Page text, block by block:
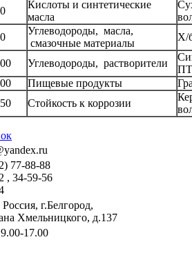
Кислоты и синтетические
масла
Углеводороды, масла,
смазочные материалы
Х/
Углеводороды, растворители
Пищевые продукты
Стойкость к коррозии
77-88-88
, 34-59-56
г.Белгород,
Хмельницкого, д.137
17.00